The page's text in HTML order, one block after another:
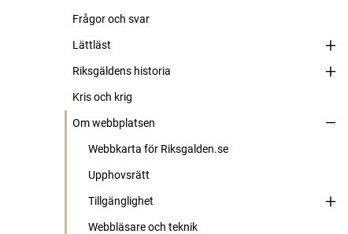
Frågor och svar
Lättläst
Riksgäldens historia
Kris och krig
Om webbplatsen
Webbkarta för Riksgalden.se
Upphovsrätt
Tillgänglighet
Webbläsare och teknik